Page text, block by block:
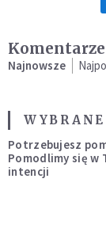
Najnowsze
Potrzebujesz
Pomodlimy się w
intencji